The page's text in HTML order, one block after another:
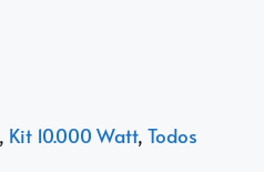
, Kit 10.000 Watt, Todos